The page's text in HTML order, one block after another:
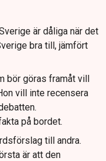
är dåliga när det
bra till, jämfört
bör göras framåt vill
vill inte recensera
på bordet.
till andra.
är att den